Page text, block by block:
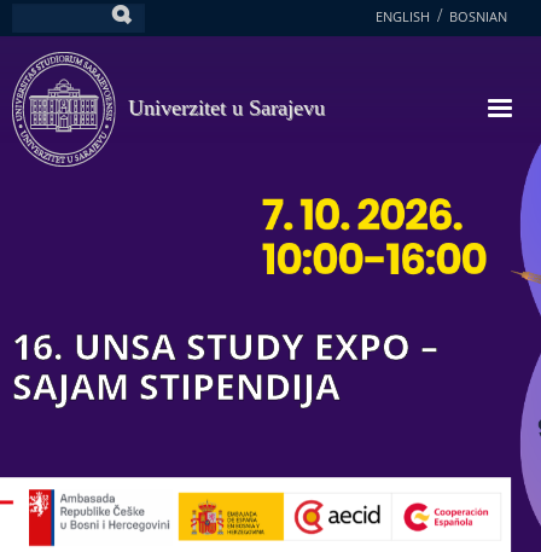
na
glavni
sadržaj
ENGLISH BOSNIAN
Univerzitet u Sarajevu
16. UNSA STUDY EXPO –
SAJAM STIPENDIJA